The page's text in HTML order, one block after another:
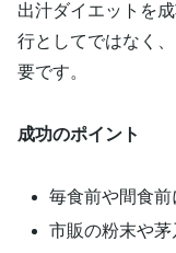
出汁ダイエットを
行としてではなく
要です。
成功のポイント
毎食前や間食
市販の粉末や